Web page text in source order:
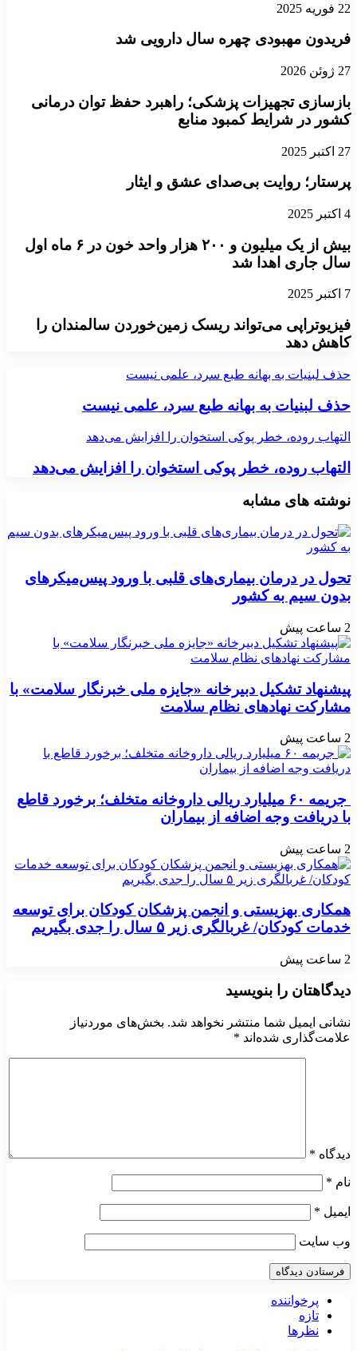
22 فوریه 2025
فریدون مهبودی چهره سال دارویی شد
27 ژوئن 2026
بازسازی تجهیزات پزشکی؛ راهبرد حفظ توان درمانی
کشور در شرایط کمبود منابع
27 اکتبر 2025
پرستار؛ روایت بی‌صدای عشق و ایثار
4 اکتبر 2025
بیش از یک میلیون و ۲۰۰ هزار واحد خون در ۶ ماه اول
سال جاری اهدا شد
7 اکتبر 2025
فیزیوتراپی می‌تواند ریسک زمین‌خوردن سالمندان را
کاهش دهد
حذف لبنیات به بهانه طبع سرد، علمی نیست
حذف لبنیات به بهانه طبع سرد، علمی نیست
التهاب روده، خطر پوکی استخوان را افزایش می‌دهد
التهاب روده، خطر پوکی استخوان را افزایش می‌دهد
نوشته های مشابه
تحول در درمان بیماری‌های قلبی با ورود پیس‌میکرهای
بدون سیم به کشور
2 ساعت پیش
پیشنهاد تشکیل دبیرخانه «جایزه ملی خبرنگار سلامت» با
مشارکت نهادهای نظام سلامت
2 ساعت پیش
جریمه ۶۰ میلیارد ریالی داروخانه متخلف؛ برخورد قاطع
با دریافت وجه اضافه از بیماران
2 ساعت پیش
همکاری بهزیستی و انجمن پزشکان کودکان برای توسعه
خدمات کودکان/ غربالگری زیر ۵ سال را جدی بگیریم
2 ساعت پیش
دیدگاهتان را بنویسید
نشانی ایمیل شما منتشر نخواهد شد. بخش‌های موردنیاز
علامت‌گذاری شده‌اند *
دیدگاه *
نام *
ایمیل *
وب‌ سایت
پرخواننده
تازه
نظرها